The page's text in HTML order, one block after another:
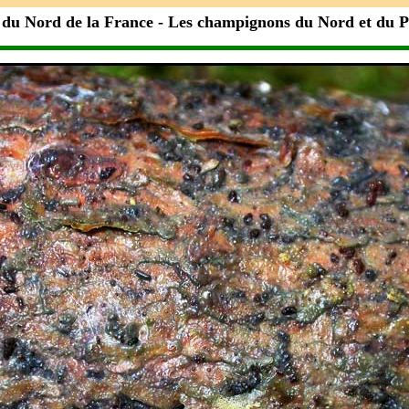
Nord de la France - Les champignons du Nord et du